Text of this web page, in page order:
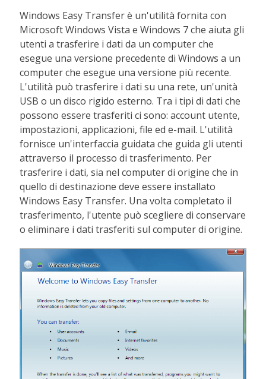
Windows Easy Transfer è un'utilità fornita con
Microsoft Windows Vista e Windows 7 che aiuta gli
utenti a trasferire i dati da un computer che
esegue una versione precedente di Windows a un
computer che esegue una versione più recente.
L'utilità può trasferire i dati su una rete, un'unità
USB o un disco rigido esterno. Tra i tipi di dati che
possono essere trasferiti ci sono: account utente,
impostazioni, applicazioni, file ed e-mail. L'utilità
fornisce un'interfaccia guidata che guida gli utenti
attraverso il processo di trasferimento. Per
trasferire i dati, sia nel computer di origine che in
quello di destinazione deve essere installato
Windows Easy Transfer. Una volta completato il
trasferimento, l'utente può scegliere di conservare
o eliminare i dati trasferiti sul computer di origine.